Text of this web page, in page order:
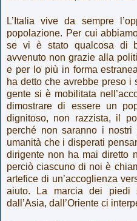
L’Italia vive da sempre
popolazione. Per cui
se vi è stato qualcosa di
avvenuto non grazie alla
e per lo più in forma
ha detto che avrebbe preso
gente si è mobilitata
dimostrare di essere un
dignitoso, non razzista, il
perché non saranno i
umanità che i disperati
dirigente non ha mai diretto
perciò ciascuno di noi è
artefice di un’accoglienza
aiuto. La marcia dei piedi
dall’Asia, dall’Oriente ci